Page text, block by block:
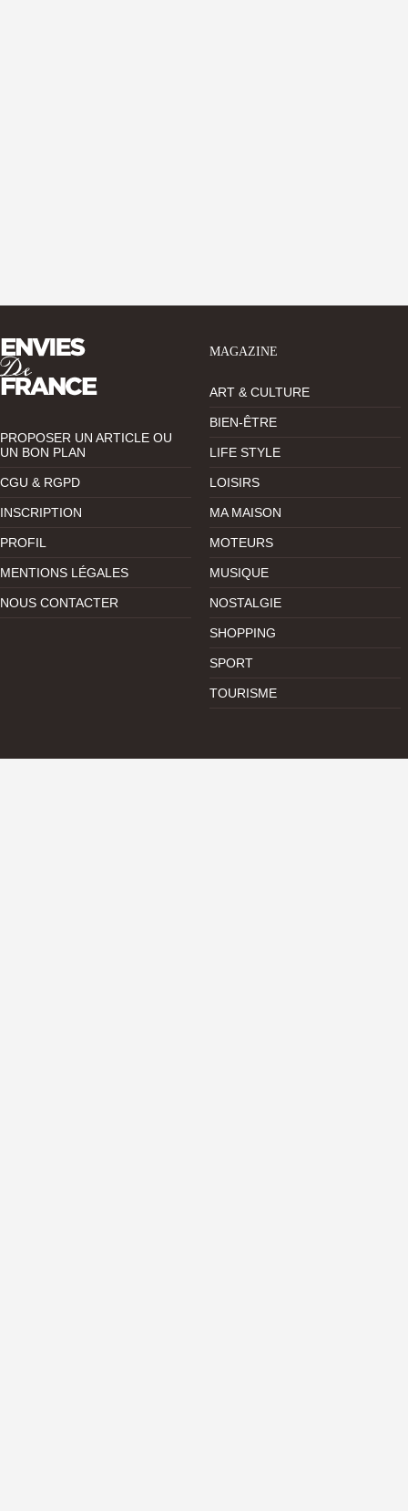
PROPOSER UN ARTICLE OU
UN BON PLAN
CGU & RGPD
INSCRIPTION
PROFIL
MENTIONS LÉGALES
NOUS CONTACTER
MAGAZINE
ART & CULTURE
BIEN-ÊTRE
LIFE STYLE
LOISIRS
MA MAISON
MOTEURS
MUSIQUE
NOSTALGIE
SHOPPING
SPORT
TOURISME